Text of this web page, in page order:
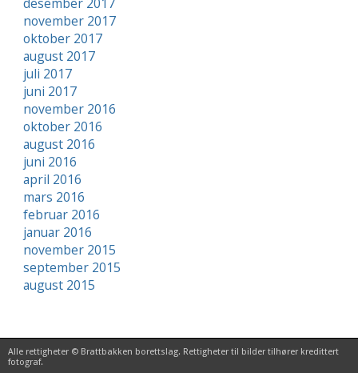
november 2017
oktober 2017
august 2017
juli 2017
juni 2017
november 2016
oktober 2016
august 2016
juni 2016
april 2016
mars 2016
februar 2016
januar 2016
november 2015
september 2015
august 2015
Alle rettigheter © Brattbakken borettslag. Rettigheter til bilder tilhører kredittert
fotograf.